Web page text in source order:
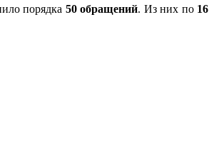
порядка 50 обращений. Из них по 16